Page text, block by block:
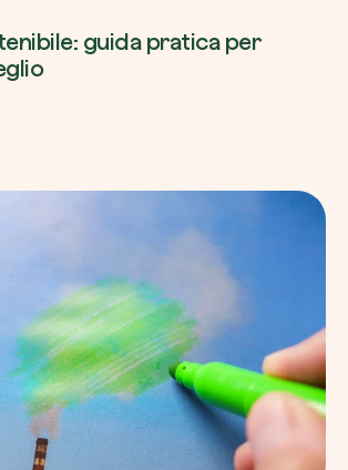
guida pratica per